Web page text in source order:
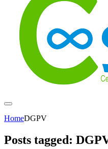
HomeDGPV
Posts tagged: